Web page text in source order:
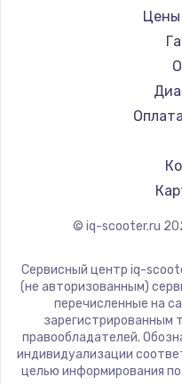
Цены
© iq-scooter.ru
Сервисный центр iq-
(не авторизованным)
перечисленные на
зарегистрированным
правообладателей.
индивидуализации
целью информирования